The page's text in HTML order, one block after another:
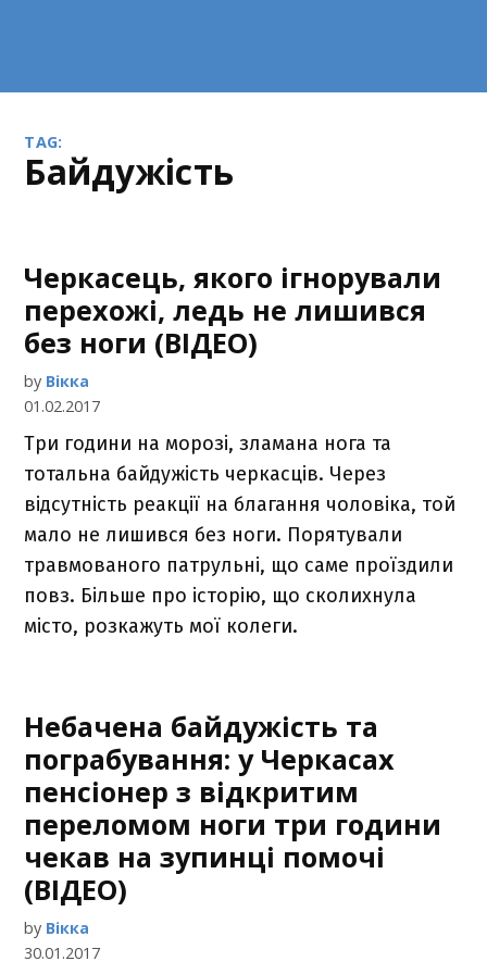
TAG:
байдужість
Черкасець, якого ігнорували
перехожі, ледь не лишився
без ноги (ВІДЕО)
by Вікка
01.02.2017
Три години на морозі, зламана нога та
тотальна байдужість черкасців. Через
відсутність реакції на благання чоловіка, той
мало не лишився без ноги. Порятували
травмованого патрульні, що саме проїздили
повз. Більше про історію, що сколихнула
місто, розкажуть мої колеги.
Небачена байдужість та
пограбування: у Черкасах
пенсіонер з відкритим
переломом ноги три години
чекав на зупинці помочі
(ВІДЕО)
by Вікка
30.01.2017